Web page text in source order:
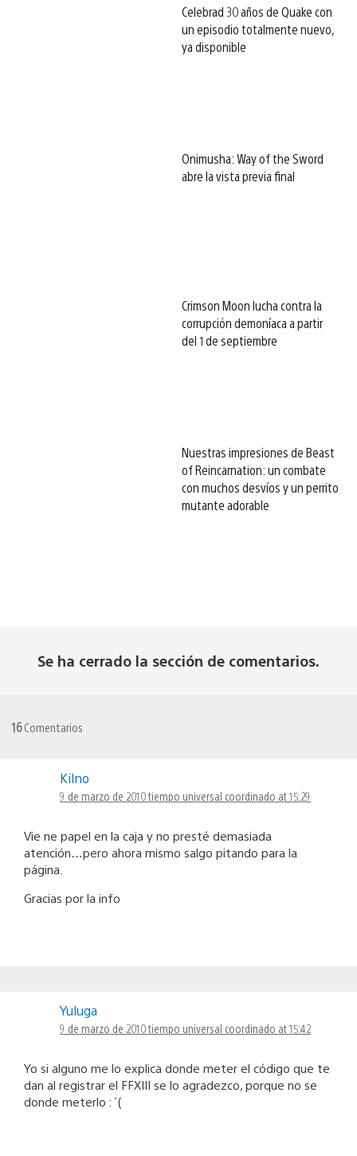
Celebrad 30 años de Quake con
un episodio totalmente nuevo,
ya disponible
Onimusha: Way of the Sword
abre la vista previa final
Crimson Moon lucha contra la
corrupción demoníaca a partir
del 1 de septiembre
Nuestras impresiones de Beast
of Reincarnation: un combate
con muchos desvíos y un perrito
mutante adorable
Se ha cerrado la sección de comentarios.
16Comentarios
Kilno
9 de marzo de 2010 tiempo universal coordinado at 15:29
Vie ne papel en la caja y no presté demasiada
atención…pero ahora mismo salgo pitando para la
página.
Gracias por la info
Yuluga
9 de marzo de 2010 tiempo universal coordinado at 15:42
Yo si alguno me lo explica donde meter el código que te
dan al registrar el FFXIII se lo agradezco, porque no se
donde meterlo :´(